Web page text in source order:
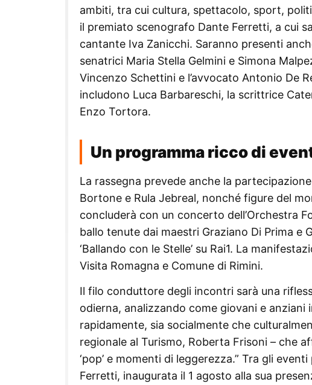
ambiti, tra cui cultura, spettacolo, sport,
il premiato scenografo Dante Ferretti, a cui
cantante Iva Zanicchi. Saranno presenti
senatrici Maria Stella Gelmini e Simona
Vincenzo Schettini e l’avvocato Antonio De
includono Luca Barbareschi, la scrittrice
Enzo Tortora.
Un programma ricco di
La rassegna prevede anche la
Bortone e Rula Jebreal, nonché figure del
concluderà con un concerto dell’Orchestra
ballo tenute dai maestri Graziano Di Prima e
‘Ballando con le Stelle’ su Rai1. La
Visita Romagna e Comune di Rimini.
Il filo conduttore degli incontri sarà una
odierna, analizzando come giovani e
rapidamente, sia socialmente che
regionale al Turismo, Roberta Frisoni – che
‘pop’ e momenti di leggerezza.” Tra gli
Ferretti, inaugurata il 1 agosto alla sua